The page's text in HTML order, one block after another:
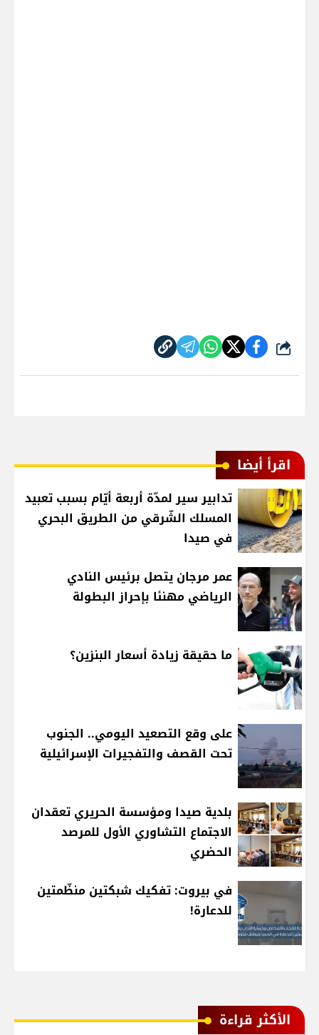
شارك
اقرأ أيضا
تدابير سير لمدّة أربعة أيّام بسبب تعبيد
المسلك الشّرقي من الطريق البحري
في صيدا
عمر مرجان يتصل برئيس النادي
الرياضي مهنئا بإحراز البطولة
ما حقيقة زيادة أسعار البنزين؟
على وقع التصعيد اليومي.. الجنوب
تحت القصف والتفجيرات الإسرائيلية
بلدية صيدا ومؤسسة الحريري تعقدان
الاجتماع التشاوري الأول للمرصد
الحضري
في بيروت: تفكيك شبكتين منظّمتين
للدعارة!
الأكثر قراءة